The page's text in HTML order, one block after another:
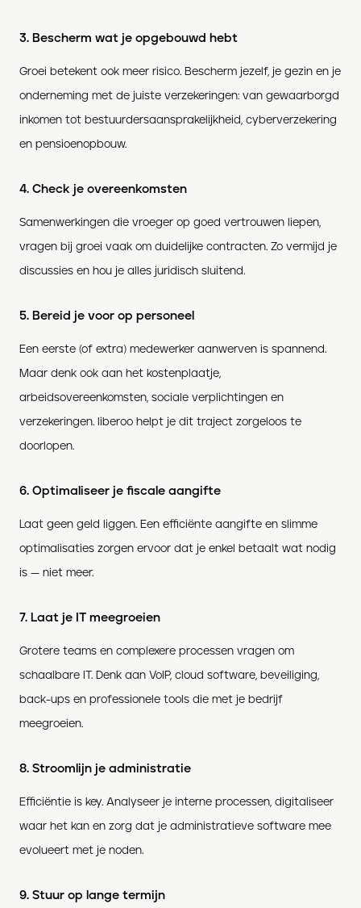
3. Bescherm wat je opgebouwd hebt
Groei betekent ook meer risico. Bescherm jezelf, je gezin en je
onderneming met de juiste verzekeringen: van gewaarborgd
inkomen tot bestuurdersaansprakelijkheid, cyberverzekering
en pensioenopbouw.
4. Check je overeenkomsten
Samenwerkingen die vroeger op goed vertrouwen liepen,
vragen bij groei vaak om duidelijke contracten. Zo vermijd je
discussies en hou je alles juridisch sluitend.
5. Bereid je voor op personeel
Een eerste (of extra) medewerker aanwerven is spannend.
Maar denk ook aan het kostenplaatje,
arbeidsovereenkomsten, sociale verplichtingen en
verzekeringen. liberoo helpt je dit traject zorgeloos te
doorlopen.
6. Optimaliseer je fiscale aangifte
Laat geen geld liggen. Een efficiënte aangifte en slimme
optimalisaties zorgen ervoor dat je enkel betaalt wat nodig
is — niet meer.
7. Laat je IT meegroeien
Grotere teams en complexere processen vragen om
schaalbare IT. Denk aan VoIP, cloud software, beveiliging,
back-ups en professionele tools die met je bedrijf
meegroeien.
8. Stroomlijn je administratie
Efficiëntie is key. Analyseer je interne processen, digitaliseer
waar het kan en zorg dat je administratieve software mee
evolueert met je noden.
9. Stuur op lange termijn